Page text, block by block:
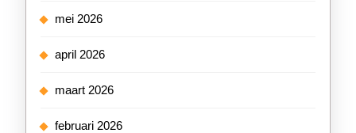
mei 2026
april 2026
maart 2026
februari 2026